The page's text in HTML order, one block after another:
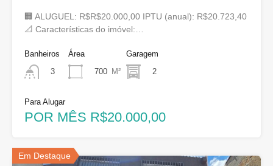
🏢 ALUGUEL: R$R$20.000,00 IPTU (anual): R$20.723,40
📐 Características do imóvel:…
Banheiros
3
Área
700 M²
Garagem
2
Para Alugar
POR MÊS R$20.000,00
Em Destaque